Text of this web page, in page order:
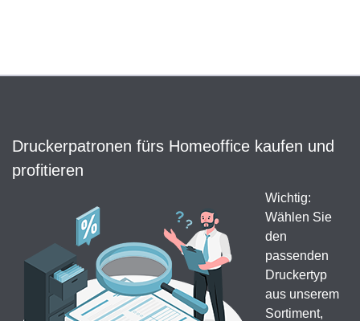
Druckerpatronen fürs Homeoffice kaufen und
profitieren
Wichtig:
Wählen Sie
den
passenden
Druckertyp
aus unserem
Sortiment,